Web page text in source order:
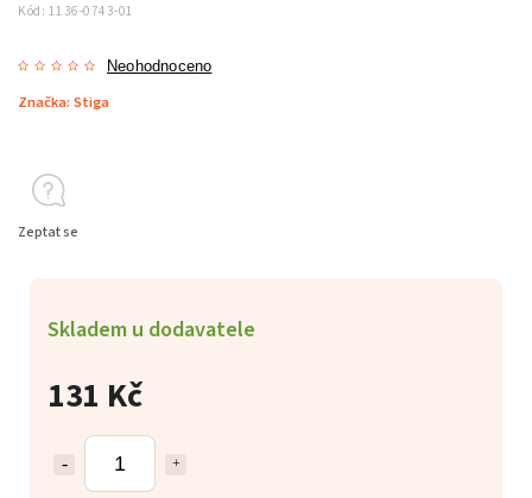
Kód: 1136-0743-01
Neohodnoceno
Značka: Stiga
131 Kč
Skladem u dodavatele
Zeptat se